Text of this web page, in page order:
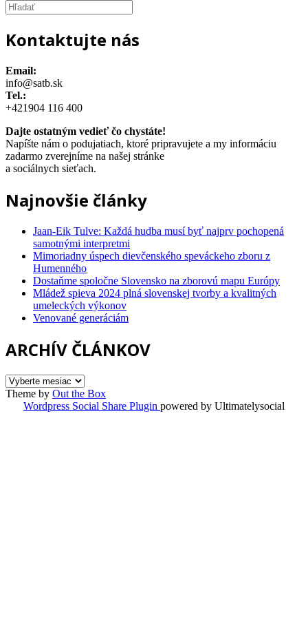
Kontaktujte nás
Email:
info@satb.sk
Tel.:
+421904 116 400
Dajte ostatným vedieť čo chystáte!
Napíšte nám o podujatiach, ktoré pripravujete a my informáciu
zadarmo zverejníme na našej stránke
a sociálnych sieťach.
Najnovšie články
Jaan-Eik Tulve: Každá hudba musí byť najprv pochopená
samotnými interpretmi
Mimoriadny úspech dievčenského speváckeho zboru z
Humenného
Dostaňme spoločne Slovensko na zborovú mapu Európy
Mládež spieva 2024 plná slovenskej tvorby a kvalitných
umeleckých výkonov
Venované generáciám
ARCHÍV ČLÁNKOV
ARCHÍV
ČLÁNKOV
Theme by Out the Box
Wordpress Social Share Plugin powered by Ultimatelysocial